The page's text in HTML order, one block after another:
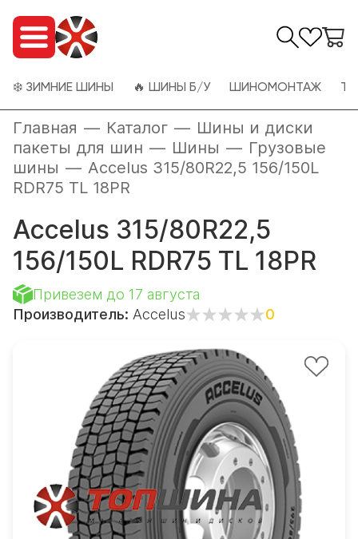
❄️ ЗИМНИЕ ШИНЫ 🔥 ШИНЫ Б/У ШИНОМОНТАЖ
Главная — Каталог — Шины и диски
пакеты для шин — Шины — Грузовые
шины — Accelus 315/80R22,5 156/150L
RDR75 TL 18PR
Accelus 315/80R22,5
156/150L RDR75 TL 18PR
Привезем до 17 августа
Производитель: Accelus 0